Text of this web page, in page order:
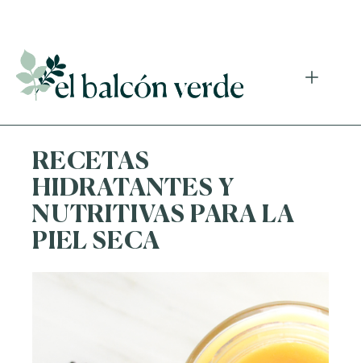
RECETAS
HIDRATANTES Y
NUTRITIVAS PARA LA
PIEL SECA